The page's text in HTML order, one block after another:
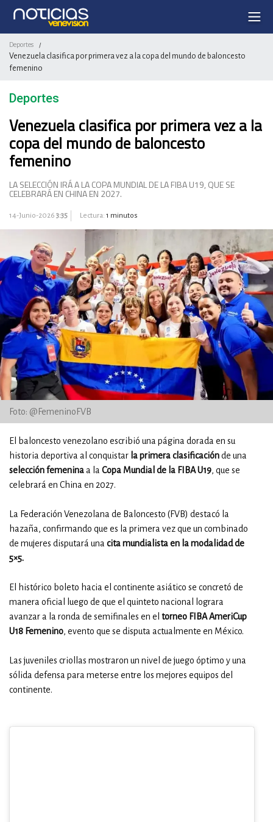
Deportes /
Venezuela clasifica por primera vez a la copa del mundo de baloncesto
femenino
Deportes
Venezuela clasifica por primera vez a la
copa del mundo de baloncesto
femenino
LA SELECCIÓN IRÁ A LA COPA MUNDIAL DE LA FIBA U19, QUE SE
CELEBRARÁ EN CHINA EN 2027.
14-Junio-2026 3:35 Lectura: 1 minutos
Foto: @FemeninoFVB
El baloncesto venezolano escribió una página dorada en su
historia deportiva al conquistar la primera clasificaciónde una
selección femeninaa la Copa Mundial de la FIBA U19, que se
celebrará en China en 2027.
La Federación Venezolana de Baloncesto (FVB) destacó la
hazaña, confirmando que es la primera vez que un combinado
de mujeres disputará una cita mundialista en la modalidad de
5×5.
El histórico boleto hacia el continente asiático se concretó de
manera oficial luego de que el quinteto nacional lograra
avanzar a la ronda de semifinales en el torneo FIBA AmeriCup
U18 Femenino, evento que se disputa actualmente en México.
Las juveniles criollas mostraron un nivel de juego óptimo y una
sólida defensa para meterse entre los mejores equipos del
continente.